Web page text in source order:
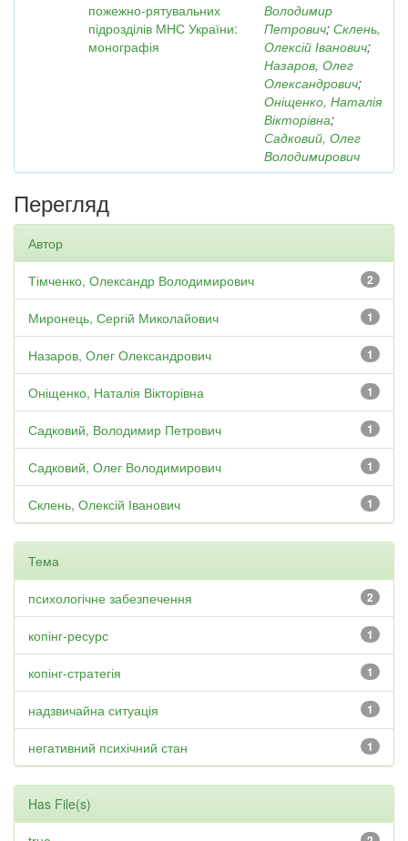
пожежно-рятувальних
підрозділів МНС України:
монографія
Володимир
Петрович; Склень,
Олексій Іванович;
Назаров, Олег
Олександрович;
Оніщенко, Наталія
Вікторівна;
Садковий, Олег
Володимирович
Перегляд
Автор
2
Тімченко, Олександр Володимирович
1
Миронець, Сергій Миколайович
1
Назаров, Олег Олександрович
1
Оніщенко, Наталія Вікторівна
1
Садковий, Володимир Петрович
1
Садковий, Олег Володимирович
1
Склень, Олексій Іванович
Тема
2
психологічне забезпечення
1
копінг-ресурс
1
копінг-стратегія
1
надзвичайна ситуація
1
негативний психічний стан
Has File(s)